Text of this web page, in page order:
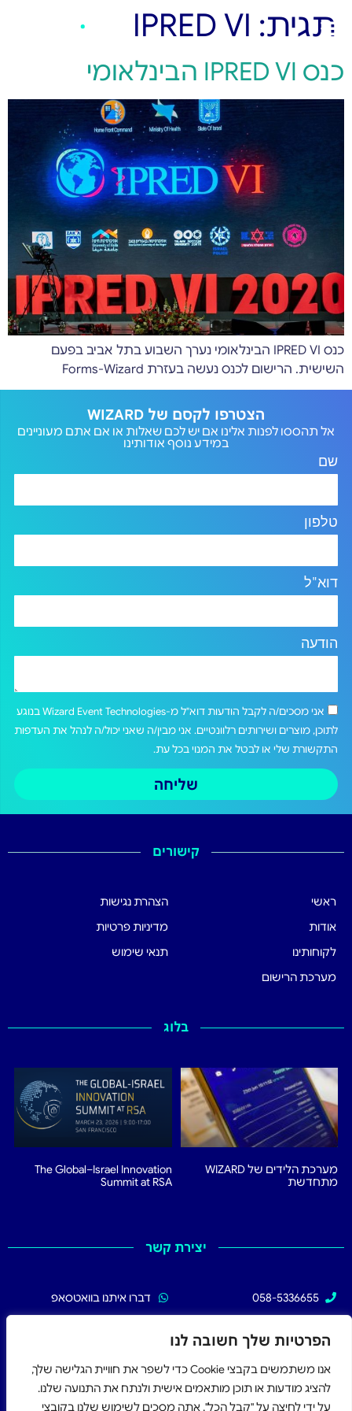
הפרטיות שלך חשובה לנו
אנו משתמשים בקבצי Cookie כדי לשפר את חוויית הגלישה שלך,
להציג מודעות או תוכן מותאמים אישית ולנתח את התנועה שלנו.
על ידי לחיצה על "קבל הכל", אתה מסכים לשימוש שלנו בקובצי
תגית: IPRED VI
כנס IPRED VI הבינלאומי
כנס IPRED VI הבינלאומי נערך השבוע בתל אביב בפעם
השישית. הרישום לכנס נעשה בעזרת Forms-Wizard
הצטרפו לקסם של WIZARD
אל תהססו לפנות אלינו אם יש לכם שאלות או אם אתם מעוניינים
במידע נוסף אודותינו
שם
טלפון
דוא"ל
הודעה
אני מסכים/ה לקבל הודעות דוא"ל מ-Wizard Event Technologies בנוגע
לתוכן, מוצרים ושירותים רלוונטיים. אני מבין/ה שאני יכול/ה לנהל את העדפות
התקשורת שלי או לבטל את המנוי בכל עת.
שליחה
קישורים
ראשי
אודות
לקוחותינו
מערכת הרישום
הצהרת נגישות
מדיניות פרטיות
תנאי שימוש
בלוג
מערכת הלידים של WIZARD
מתחדשת
The Global–Israel Innovation
Summit at RSA
יצירת קשר
058-5336655
דברו איתנו בוואטסאפ